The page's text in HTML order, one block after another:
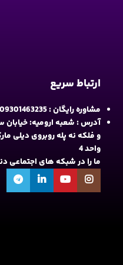
ارتباط سریع
مشاوره رایگان : 09301463235
آدرس : شعبه ارومیه: خیابان
واحد 4
ما را در شبکه های اجتماعی